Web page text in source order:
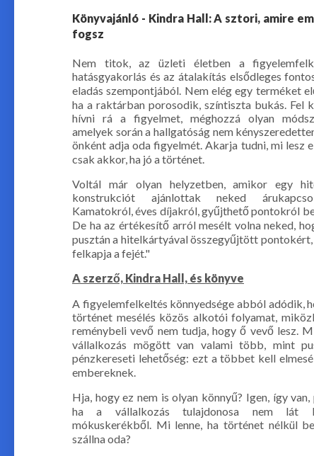
Könyvajánló - Kindra Hall: A sztori, amire
fogsz
Nem titok, az üzleti életben a
hatásgyakorlás és az átalakítás elsődleges
eladás szempontjából. Nem elég egy terméket
ha a raktárban porosodik, színtiszta bukás. Fel
hívni rá a figyelmet, méghozzá olyan
amelyek során a hallgatóság nem
önként adja oda figyelmét. Akarja tudni, mi lesz
csak akkor, ha jó a történet.
Voltál már olyan helyzetben, amikor egy
konstrukciót ajánlottak neked
Kamatokról, éves díjakról, gyűjthető pontokról
De ha az értékesítő arról mesélt volna neked,
pusztán a hitelkártyával összegyűjtött
felkapja a fejét."
A szerző, Kindra Hall, és könyve
A figyelemfelkeltés könnyedsége abból adódik,
történet mesélés közös alkotói folyamat,
reménybeli vevő nem tudja, hogy ő vevő lesz.
vállalkozás mögött van valami több, mint
pénzkereseti lehetőség: ezt a többet kell
embereknek.
Hja, hogy ez nem is olyan könnyű? Igen, így van,
ha a vállalkozás tulajdonosa nem
mókuskerékből. Mi lenne, ha történet nélkül
szállna oda?